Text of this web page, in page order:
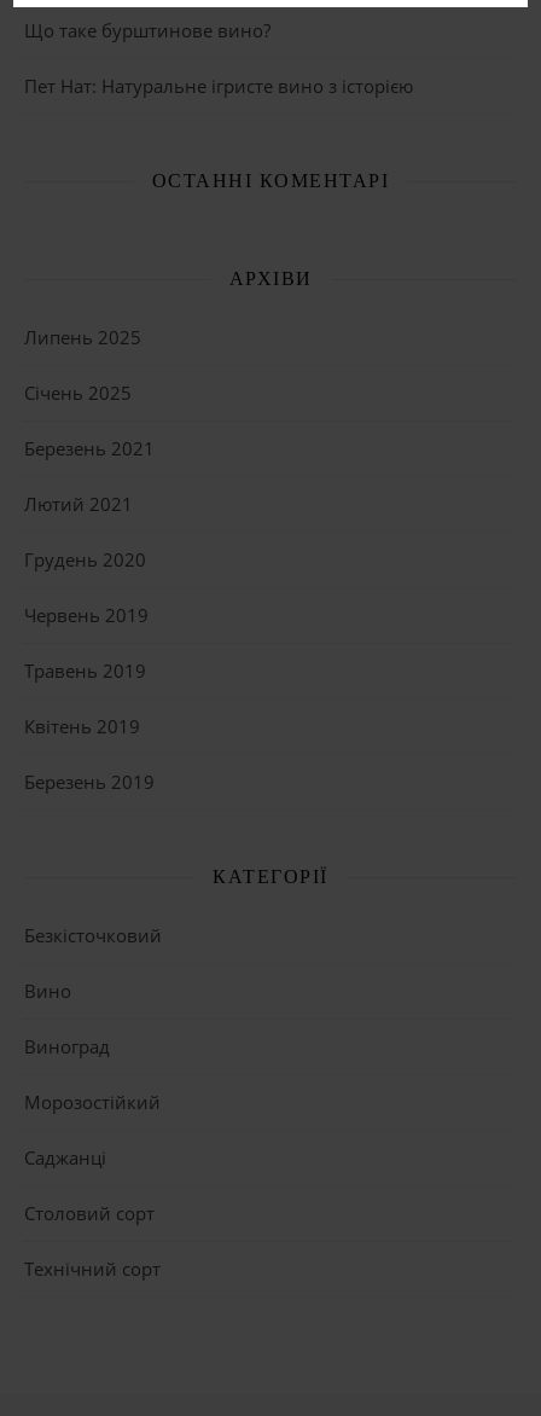
Що таке бурштинове вино?
Пет Нат: Натуральне ігристе вино з історією
ОСТАННІ КОМЕНТАРІ
АРХІВИ
Липень 2025
Січень 2025
Березень 2021
Лютий 2021
Грудень 2020
Червень 2019
Травень 2019
Квітень 2019
Березень 2019
КАТЕГОРІЇ
Безкісточковий
Вино
Виноград
Морозостійкий
Саджанці
Столовий сорт
Технічний сорт